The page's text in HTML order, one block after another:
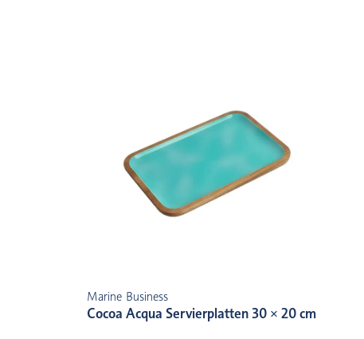
Marine Business
Cocoa Acqua Servierplatten 30 × 20 cm